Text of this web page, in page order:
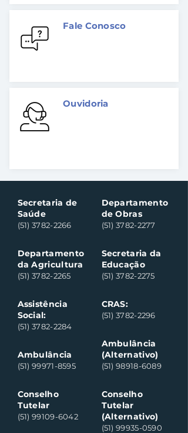
Fale Conosco
Ouvidoria
Secretaria de
Saúde
(51) 3782-2266
Departamento
da Agricultura
(51) 3782-2265
Assistência
Social:
(51) 3782-2284
Ambulância
(51) 99971-8595
Conselho
Tutelar
(51) 99109-6042
Departamento
de Obras
(51) 3782-2277
Secretaria da
Educação
(51) 3782-2275
CRAS:
(51) 3782-2296
Ambulância
(Alternativo)
(51) 98918-6089
Conselho
Tutelar
(Alternativo)
(51) 99935-0590